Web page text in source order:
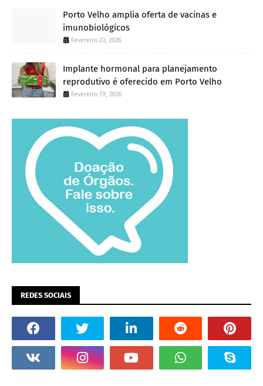
Porto Velho amplia oferta de vacinas e
imunobiológicos
Fevereiro 23, 2026
Implante hormonal para planejamento
reprodutivo é oferecido em Porto Velho
Fevereiro 19, 2026
REDES SOCIAIS